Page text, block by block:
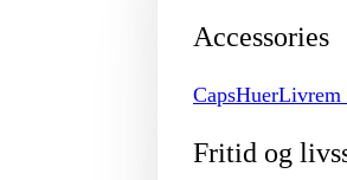
Accessories
CapsHuerLivrem
Fritid og